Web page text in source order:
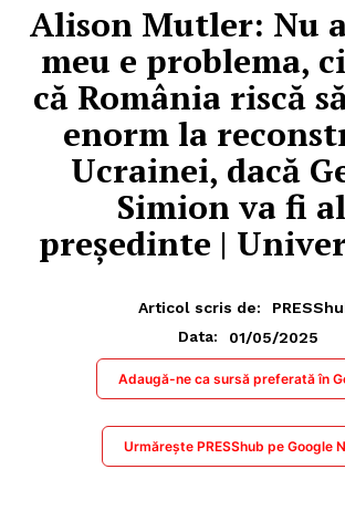
Alison Mutler: Nu
meu e problema,
că România riscă
enorm la
Ucrainei, dacă
Simion va fi
președinte |
Articol scris de:
Data:
01/05/2025
Adaugă-ne ca sursă preferată în
Urmărește PRESShub pe Google